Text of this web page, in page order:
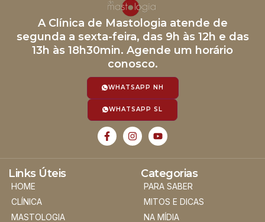
A Clínica de Mastologia atende de
segunda a sexta-feira, das 9h às 12h e das
13h às 18h30min. Agende um horário
conosco.
WHATSAPP NH
WHATSAPP SL
Links Úteis
HOME
CLÍNICA
MASTOLOGIA
Categorias
PARA SABER
MITOS E DICAS
NA MÍDIA